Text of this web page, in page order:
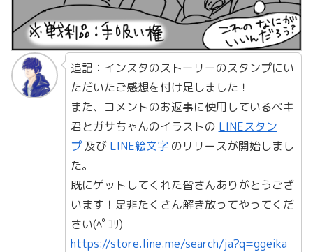
追記：インスタのストーリーのスタンプにい
ただいたご感想を付け足しました！
また、コメントのお返事に使用しているペキ
君とガサちゃんのイラストの LINEスタン
プ及び LINE絵文字のリリースが開始しまし
た。
既にゲットしてくれた皆さんありがとうござ
います！是非たくさん解き放ってやってくだ
さい(ﾍﾟｺﾘ)
https://store.line.me/search/ja?q=ggeika